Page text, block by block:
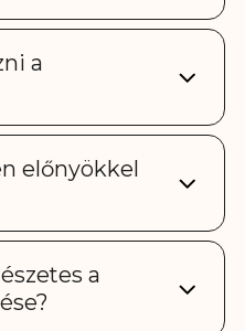
a
előnyökkel
a